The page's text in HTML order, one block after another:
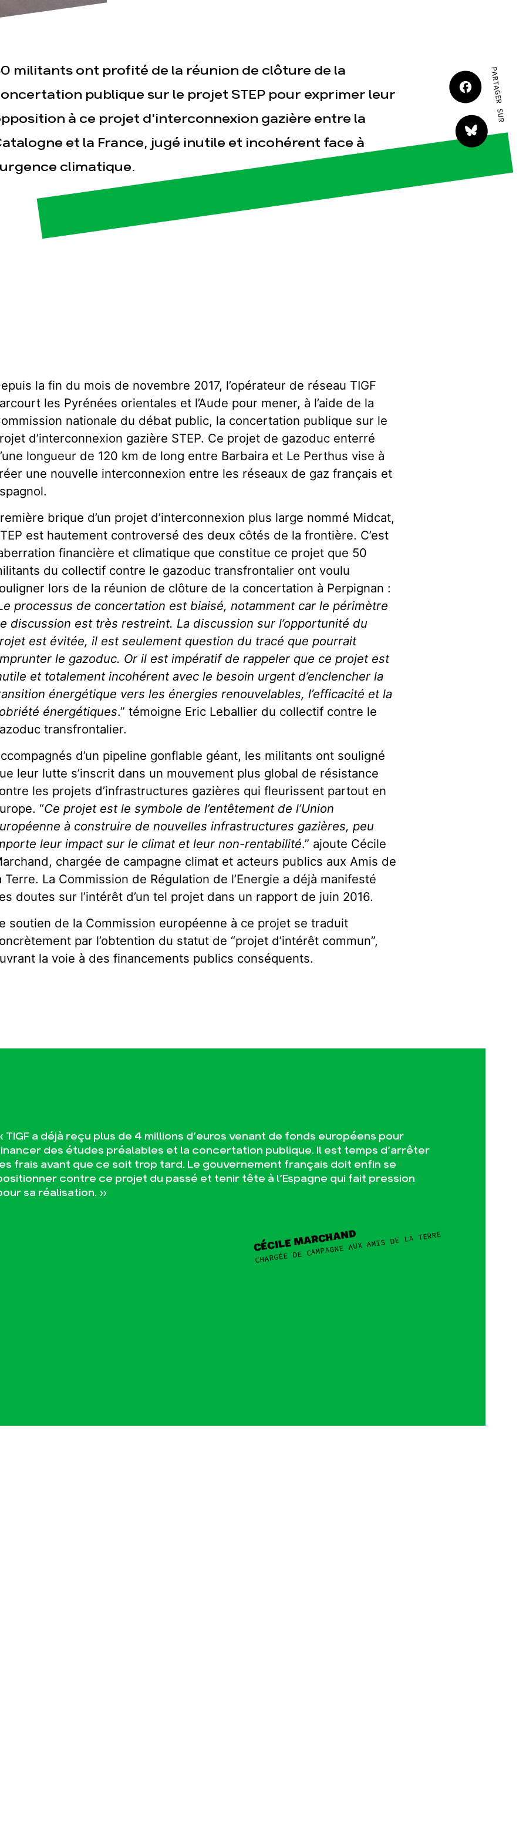
Publications Contact
militants ont profité de la réunion de clôture de la
publique sur le projet STEP pour exprimer leur
à ce projet d'interconnexion gazière entre la
et la France, jugé inutile et incohérent face à
climatique.
PARTAGER SUR
la fin du mois de novembre 2017, l’opérateur de réseau TIGF
les Pyrénées orientales et l’Aude pour mener, à l’aide de la
nationale du débat public, la concertation publique sur le
d’interconnexion gazière STEP. Ce projet de gazoduc enterré
longueur de 120 km de long entre Barbaira et Le Perthus vise à
une nouvelle interconnexion entre les réseaux de gaz français et
brique d’un projet d’interconnexion plus large nommé Midcat,
est hautement controversé des deux côtés de la frontière. C’est
financière et climatique que constitue ce projet que 50
du collectif contre le gazoduc transfrontalier ont voulu
lors de la réunion de clôture de la concertation à Perpignan :
processus de concertation est biaisé, notamment car le périmètre
discussion est très restreint. La discussion sur l’opportunité du
est évitée, il est seulement question du tracé que pourrait
le gazoduc. Or il est impératif de rappeler que ce projet est
et totalement incohérent avec le besoin urgent d’enclencher la
énergétique vers les énergies renouvelables, l’efficacité et la
énergétiques.” témoigne Eric Leballier du collectif contre le
transfrontalier.
d’un pipeline gonflable géant, les militants ont souligné
leur lutte s’inscrit dans un mouvement plus global de résistance
les projets d’infrastructures gazières qui fleurissent partout en
“Ce projet est le symbole de l’entêtement de l’Union
à construire de nouvelles infrastructures gazières, peu
leur impact sur le climat et leur non-rentabilité.” ajoute Cécile
chargée de campagne climat et acteurs publics aux Amis de
Terre. La Commission de Régulation de l’Energie a déjà manifesté
doutes sur l’intérêt d’un tel projet dans un rapport de juin 2016.
soutien de la Commission européenne à ce projet se traduit
par l’obtention du statut de “projet d’intérêt commun”,
la voie à des financements publics conséquents.
TIGF a déjà reçu plus de 4 millions d’euros venant de fonds européens pour
des études préalables et la concertation publique. Il est temps d’arrêter
frais avant que ce soit trop tard. Le gouvernement français doit enfin se
contre ce projet du passé et tenir tête à l’Espagne qui fait pression
sa réalisation. »
CÉCILE MARCHAND
CHARGÉE DE CAMPAGNE AUX AMIS DE LA TERRE